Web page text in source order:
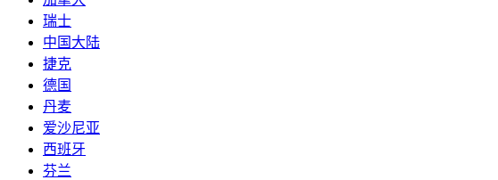
瑞士
中国大陆
捷克
德国
丹麦
爱沙尼亚
西班牙
芬兰